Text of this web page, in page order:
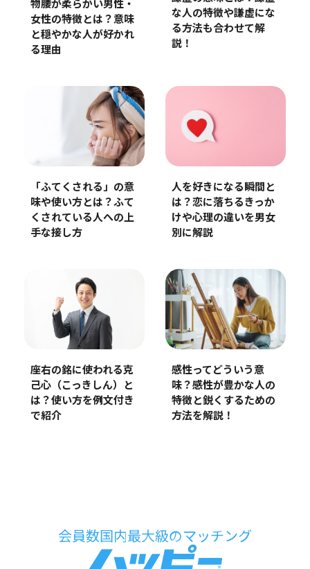
物腰が柔らかい男性・
女性の特徴とは？意味
と穏やかな人が好かれ
る理由
な人の特徴や謙虚にな
る方法も合わせて解
説！
「ふてくされる」の意
味や使い方とは？ふて
くされている人への上
手な接し方
人を好きになる瞬間と
は？恋に落ちるきっか
けや心理の違いを男女
別に解説
座右の銘に使われる克
己心（こっきしん）と
は？使い方を例文付き
で紹介
感性ってどういう意
味？感性が豊かな人の
特徴と鋭くするための
方法を解説！